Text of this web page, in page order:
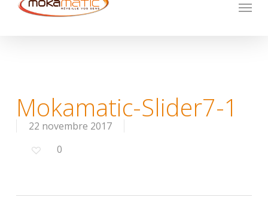
Mokamatic-Slider7-1
22 novembre 2017
0